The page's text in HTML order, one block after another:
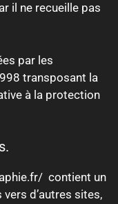
il ne recueille pas
par les
transposant la
à la protection
contient un
d’autres sites,